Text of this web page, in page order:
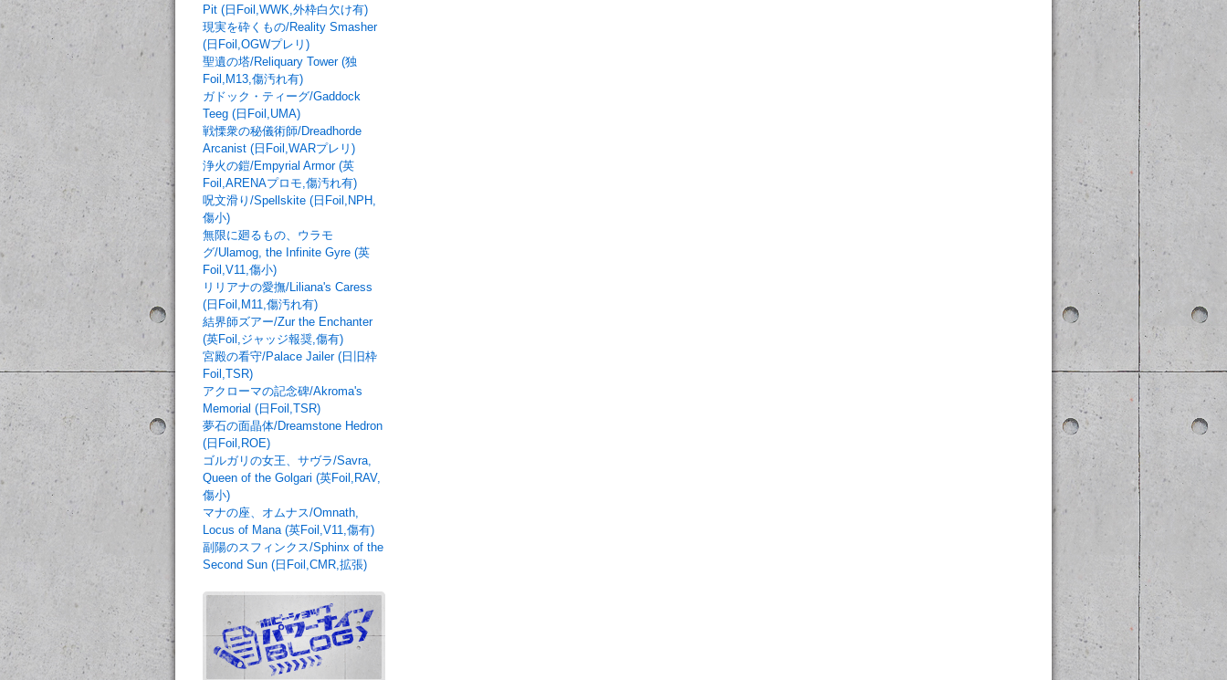
Pit (日Foil,WWK,外枠白欠け有)
現実を砕くもの/Reality Smasher
(日Foil,OGWプレリ)
聖遺の塔/Reliquary Tower (独
Foil,M13,傷汚れ有)
ガドック・ティーグ/Gaddock
Teeg (日Foil,UMA)
戦慄衆の秘儀術師/Dreadhorde
Arcanist (日Foil,WARプレリ)
浄火の鎧/Empyrial Armor (英
Foil,ARENAプロモ,傷汚れ有)
呪文滑り/Spellskite (日Foil,NPH,
傷小)
無限に廻るもの、ウラモ
グ/Ulamog, the Infinite Gyre (英
Foil,V11,傷小)
リリアナの愛撫/Liliana's Caress
(日Foil,M11,傷汚れ有)
結界師ズアー/Zur the Enchanter
(英Foil,ジャッジ報奨,傷有)
宮殿の看守/Palace Jailer (日旧枠
Foil,TSR)
アクローマの記念碑/Akroma's
Memorial (日Foil,TSR)
夢石の面晶体/Dreamstone Hedron
(日Foil,ROE)
ゴルガリの女王、サヴラ/Savra,
Queen of the Golgari (英Foil,RAV,
傷小)
マナの座、オムナス/Omnath,
Locus of Mana (英Foil,V11,傷有)
副陽のスフィンクス/Sphinx of the
Second Sun (日Foil,CMR,拡張)